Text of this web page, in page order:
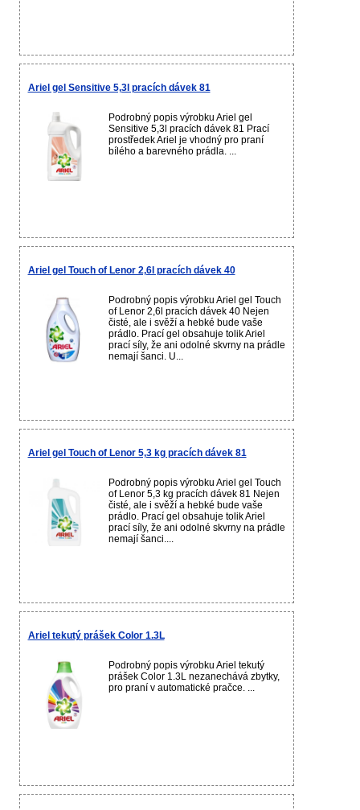
Ariel gel Sensitive 5,3l pracích dávek 81
Podrobný popis výrobku Ariel gel
Sensitive 5,3l pracích dávek 81 Prací
prostředek Ariel je vhodný pro praní
bílého a barevného prádla. ...
Ariel gel Touch of Lenor 2,6l pracích dávek 40
Podrobný popis výrobku Ariel gel Touch
of Lenor 2,6l pracích dávek 40 Nejen
čisté, ale i svěží a hebké bude vaše
prádlo. Prací gel obsahuje tolik Ariel
prací síly, že ani odolné skvrny na prádle
nemají šanci. U...
Ariel gel Touch of Lenor 5,3 kg pracích dávek 81
Podrobný popis výrobku Ariel gel Touch
of Lenor 5,3 kg pracích dávek 81 Nejen
čisté, ale i svěží a hebké bude vaše
prádlo. Prací gel obsahuje tolik Ariel
prací síly, že ani odolné skvrny na prádle
nemají šanci....
Ariel tekutý prášek Color 1.3L
Podrobný popis výrobku Ariel tekutý
prášek Color 1.3L nezanechává zbytky,
pro praní v automatické pračce. ...